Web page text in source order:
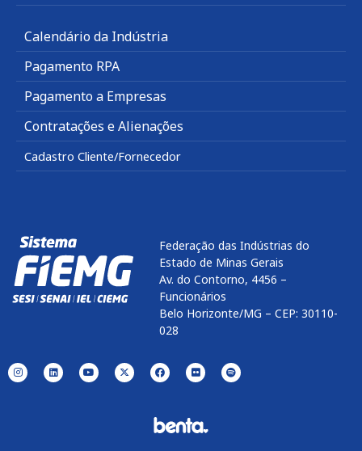
Calendário da Indústria
Pagamento RPA
Pagamento a Empresas
Contratações e Alienações
Cadastro Cliente/Fornecedor
Federação das Indústrias do
Estado de Minas Gerais
Av. do Contorno, 4456 –
Funcionários
Belo Horizonte/MG – CEP: 30110-
028